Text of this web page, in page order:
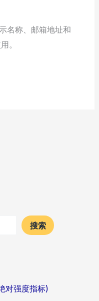
名称、邮箱地址和
。
搜索
对强度指标)